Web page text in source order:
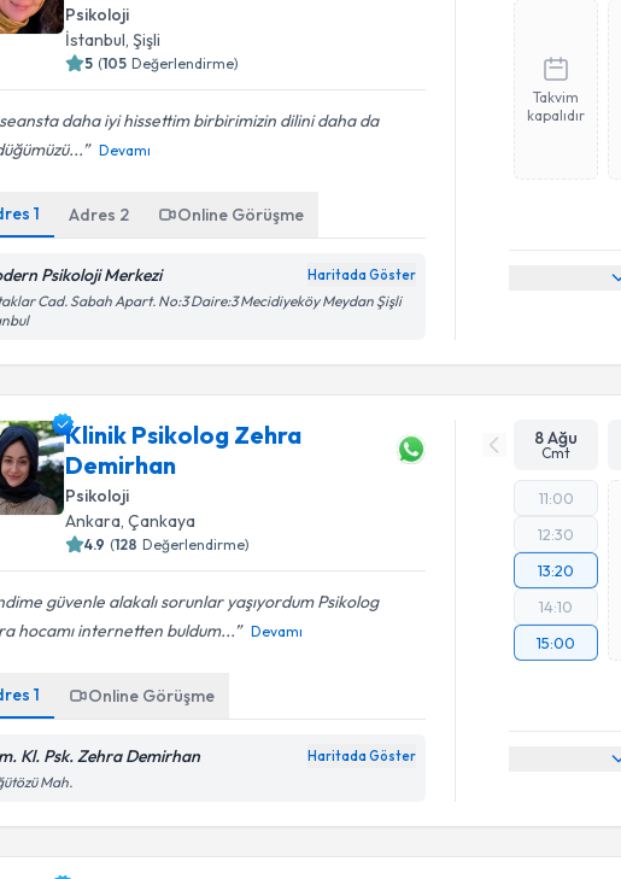
Psikoloji
İstanbul , Şişli
5 (105 Değerlendirme)
daha iyi hissettim birbirimizin dilini daha da
Devamı
1 Adres 2 Online Görüşme
Psikoloji Merkezi Haritada Göster
Cad. Sabah Apart. No:3 Daire:3 Mecidiyeköy Meydan Şişli
Takvim
kapalıdır
Klinik Psikolog Zehra
Demirhan
Psikoloji
Ankara , Çankaya
4.9 (128 Değerlendirme)
güvenle alakalı sorunlar yaşıyordum Psikolog
hocamı internetten buldum...
Devamı
1 Online Görüşme
Kl. Psk. Zehra Demirhan Haritada Göster
Mah.
8 Ağu
Cmt
11:00
12:30
13:20
14:10
15:00